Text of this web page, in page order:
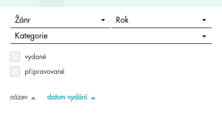
Žánr Rok
Kategorie
vydané
připravované
název datum vydání